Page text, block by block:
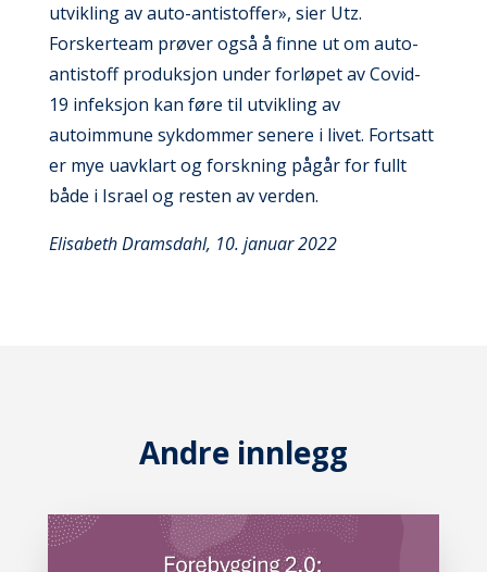
utvikling av auto-antistoffer», sier Utz.
Forskerteam prøver også å finne ut om auto-
antistoff produksjon under forløpet av Covid-
19 infeksjon kan føre til utvikling av
autoimmune sykdommer senere i livet. Fortsatt
er mye uavklart og forskning pågår for fullt
både i Israel og resten av verden.
Elisabeth Dramsdahl, 10. januar 2022
Andre innlegg